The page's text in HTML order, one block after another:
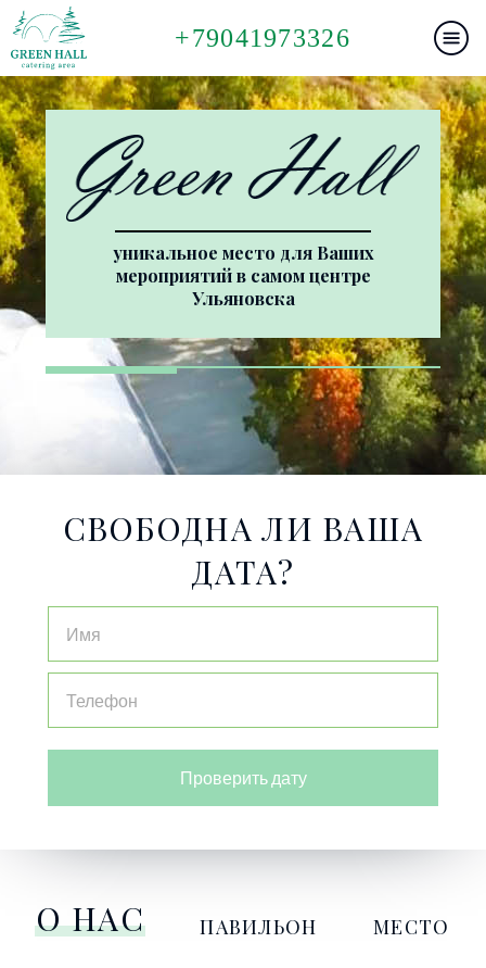
+79041973326
уникальное место для Ваших
мероприятий в самом центре
Ульяновска
СВОБОДНА ЛИ ВАША
ДАТА?
Проверить дату
О НАС ПАВИЛЬОН МЕСТО